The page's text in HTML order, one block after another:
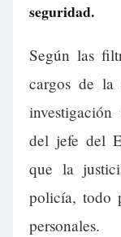
seguridad.
Según las
cargos de
del jefe del
que la
policía, todo
personales.